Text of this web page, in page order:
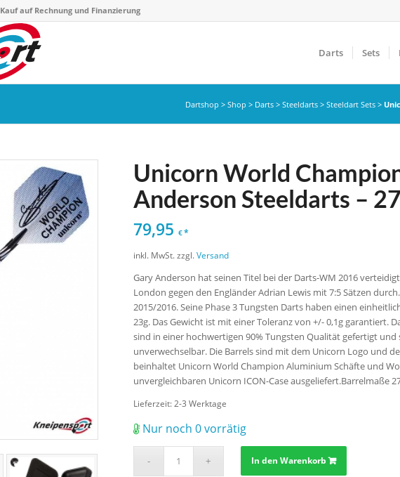
Kauf auf Rechnung und Finanzierung
Darts Sets
Dartshop > Shop > Darts > Steeldarts > Steeldart Sets >
Unicorn World
Anderson Steeldarts –
79,95€*
inkl. MwSt. zzgl.Versand
Gary Anderson hat seinen Titel bei der Darts-WM 2016
London gegen den Engländer Adrian Lewis mit 7:5 Sätzen
2015/2016. Seine Phase 3 Tungsten Darts haben einen
23g. Das Gewicht ist mit einer Toleranz von +/- 0,1g garantiert.
sind in einer hochwertigen 90% Tungsten Qualität gefertigt und
unverwechselbar. Die Barrels sind mit dem Unicorn Logo und
beinhaltet Unicorn World Champion Aluminium Schäfte und
unvergleichbaren Unicorn ICON-Case ausgeliefert.Barrelmaße
Lieferzeit: 2-3 Werktage
Nur noch 0 vorrätig
In den Warenkorb